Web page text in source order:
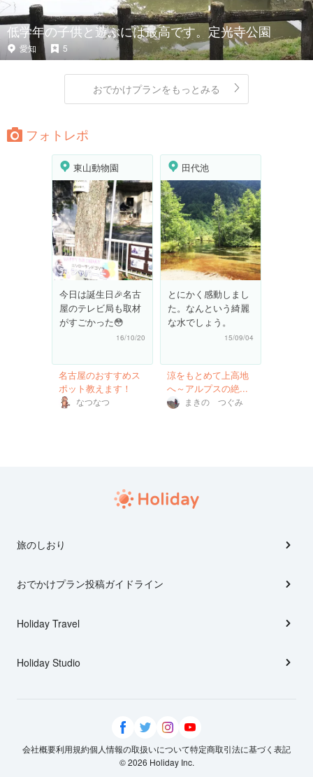
低学年の子供と遊ぶには最高です。定光寺公園
愛知 5
おでかけプランをもっとみる
フォトレポ
東山動物園
今日は誕生日🎉名古
屋のテレビ局も取材
がすごかった😳
16/10/20
名古屋のおすすめス
ポット教えます！
なつなつ
田代池
とにかく感動しまし
た。なんという綺麗
な水でしょう。
15/09/04
涼をもとめて上高地
へ～アルプスの絶...
まきの つぐみ
旅のしおり
おでかけプラン投稿ガイドライン
Holiday Travel
Holiday Studio
会社概要利用規約個人情報の取扱いについて特定商取引法に基づく表記
© 2026 Holiday Inc.